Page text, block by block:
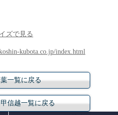
ズで見る
kubota.co.jp/index.html
一覧に戻る
信越一覧に戻る